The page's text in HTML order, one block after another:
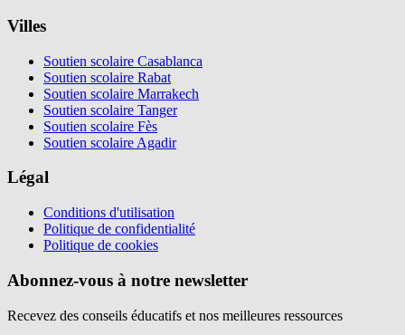
Villes
Soutien scolaire Casablanca
Soutien scolaire Rabat
Soutien scolaire Marrakech
Soutien scolaire Tanger
Soutien scolaire Fès
Soutien scolaire Agadir
Légal
Conditions d'utilisation
Politique de confidentialité
Politique de cookies
Abonnez-vous à notre newsletter
Recevez des conseils éducatifs et nos meilleures ressources